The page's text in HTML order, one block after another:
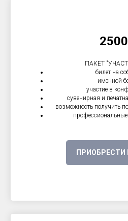
2500
ПАКЕТ
билет на
именной
участие в
сувенирная и
возможность получить
ПРИОБРЕСТИ